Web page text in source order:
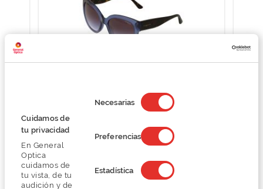
Cuidamos de
tu privacidad
En General
Optica
cuidamos de
tu vista, de tu
audición y de
de
consentimiento
Necesarias
Preferencias
Estadística
Vogue 0VO5338S
83,99 €
111,99 €